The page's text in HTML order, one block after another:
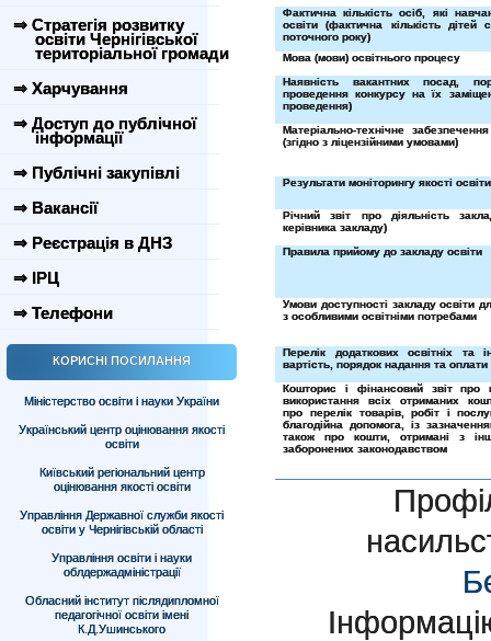
⇒ Стратегія розвитку
освіти Чернігівської
територіальної громади
⇒ Харчування
⇒ Доступ до публічної
інформації
⇒ Публічні закупівлі
⇒ Вакансії
⇒ Реєстрація в ДНЗ
⇒ ІРЦ
⇒ Телефони
КОРИСНІ ПОСИЛАННЯ
Міністерство освіти і науки України
Український центр оцінювання якості
освіти
Київський регіональний центр
оцінювання якості освіти
Управління Державної служби якості
освіти у Чернігівській області
Управління освіти і науки
облдержадміністрації
Обласний інститут післядипломної
педагогічної освіти імені
К.Д.Ушинського
Фактична кількість осіб, які
освіти (фактична кількість
поточного року)
Мова (мови) освітнього процесу
Наявність вакантних посад,
проведення конкурсу на їх
проведення)
Матеріально-технічне
(згідно з ліцензійними умовами)
Результати моніторингу якості освіти
Річний звіт про діяльність
керівника закладу)
Правила прийому до закладу освіти
Умови доступності закладу освіти
з особливими освітніми потребами
Перелік додаткових освітніх та
вартість, порядок надання та оплати
Кошторис і фінансовий звіт про
використання всіх отриманих
про перелік товарів, робіт і
благодійна допомога, із
також про кошти, отримані з
заборонених законодавством